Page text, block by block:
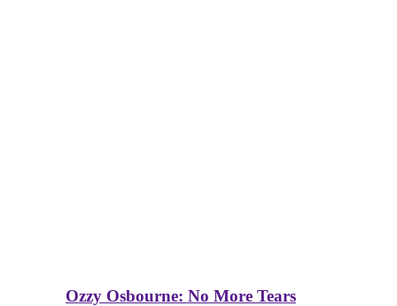
Ozzy Osbourne: No More Tears